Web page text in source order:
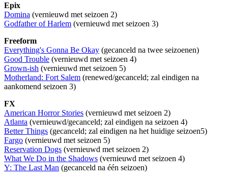
Epix
Domina (vernieuwd met seizoen 2)
Godfather of Harlem (vernieuwd met seizoen 3)
Freeform
Everything's Gonna Be Okay (gecanceld na twee seizoenen)
Good Trouble (vernieuwd met seizoen 4)
Grown-ish (vernieuwd met seizoen 5)
Motherland: Fort Salem (renewed/gecanceld; zal eindigen na
aankomend seizoen 3)
FX
American Horror Stories (vernieuwd met seizoen 2)
Atlanta (vernieuwd/gecanceld; zal eindigen na seizoen 4)
Better Things (gecanceld; zal eindigen na het huidige seizoen5)
Fargo (vernieuwd met seizoen 5)
Reservation Dogs (vernieuwd met seizoen 2)
What We Do in the Shadows (vernieuwd met seizoen 4)
Y: The Last Man (gecanceld na één seizoen)